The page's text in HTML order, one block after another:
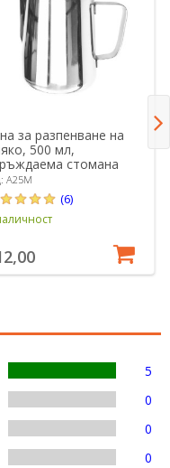
за разпенване на
500 мл,
стомана
A25M
(6)
5
0
0
0